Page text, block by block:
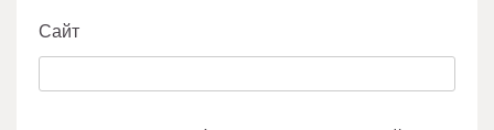
Сайт